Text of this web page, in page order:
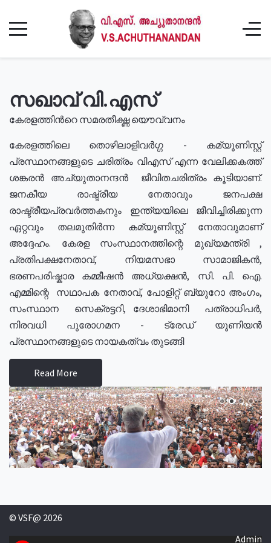
സഖാവ് വി.എസ്
കേരളത്തിൻറെ സമരതീക്ഷ്ണ യൌവ്വനം
കേരളത്തിലെ തൊഴിലാളിവർഗ്ഗ - കമ്യൂണിസ്റ്റ്
പ്രസ്ഥാനങ്ങളുടെ ചരിത്രം വിഎസ് എന്ന വേലിക്കകത്ത്
ശങ്കരൻ അച്യുതാനന്ദൻ ജീവിതചരിത്രം കൂടിയാണ്.
ജനകീയ രാഷ്ട്രീയ നേതാവും ജനപക്ഷ
രാഷ്ട്രീയപ്രവർത്തകനും ഇന്ത്യയിലെ ജീവിച്ചിരിക്കുന്ന
ഏറ്റവും തലമുതിർന്ന കമ്യൂണിസ്റ്റ് നേതാവുമാണ്
അദ്ദേഹം. കേരള സംസ്ഥാനത്തിന്റെ മുഖ്യമന്ത്രി ,
പ്രതിപക്ഷനേതാവ്, നിയമസഭാ സാമാജികൻ,
ഭരണപരിഷ്കാര കമ്മീഷൻ അധ്യക്ഷൻ, സി. പി. ഐ.
എമ്മിന്റെ സഥാപക നേതാവ്, പോളിറ്റ് ബ്യുറോ അംഗം,
സംസ്ഥാന സെക്രട്ടറി, ദേശാഭിമാനി പത്രാധിപർ,
നിരവധി പുരോഗമന - ട്രേഡ് യൂണിയൻ
പ്രസ്ഥാനങ്ങളുടെ നായകത്വം തുടങ്ങി
Read More
© VSF@ 2026
Admin